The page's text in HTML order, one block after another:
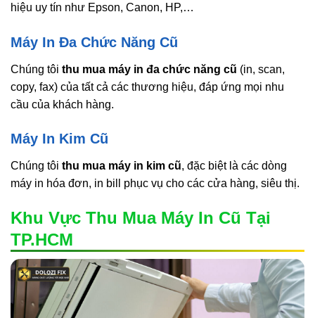
hiệu uy tín như Epson, Canon, HP,…
Máy In Đa Chức Năng Cũ
Chúng tôi thu mua máy in đa chức năng cũ (in, scan,
copy, fax) của tất cả các thương hiệu, đáp ứng mọi nhu
cầu của khách hàng.
Máy In Kim Cũ
Chúng tôi thu mua máy in kim cũ, đặc biệt là các dòng
máy in hóa đơn, in bill phục vụ cho các cửa hàng, siêu thị.
Khu Vực Thu Mua Máy In Cũ Tại
TP.HCM